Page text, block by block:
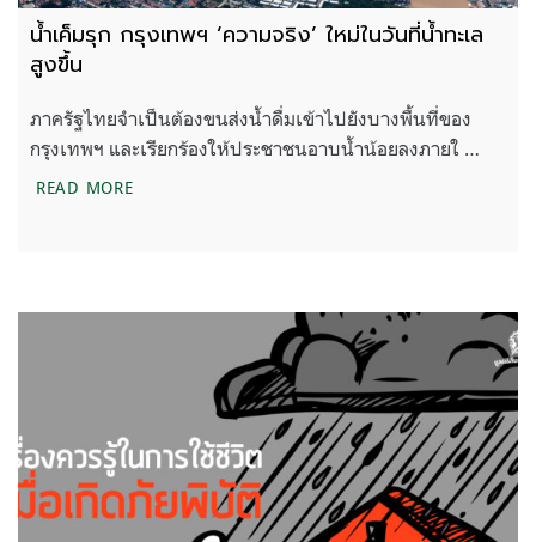
น้ำเค็มรุก กรุงเทพฯ ‘ความจริง’ ใหม่ในวันที่น้ำทะเล
สูงขึ้น
ภาครัฐไทยจำเป็นต้องขนส่งน้ำดื่มเข้าไปยังบางพื้นที่ของ
กรุงเทพฯ และเรียกร้องให้ประชาชนอาบน้ำน้อยลงภายใ …
READ MOREน้ำเค็มรุก กรุงเทพฯ ‘ความจริง’ ใหม่ในวันที่น้ำทะเลสูง